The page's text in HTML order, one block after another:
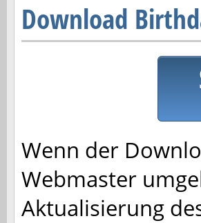
Download
Wenn der
Webmaster
Aktualisierung